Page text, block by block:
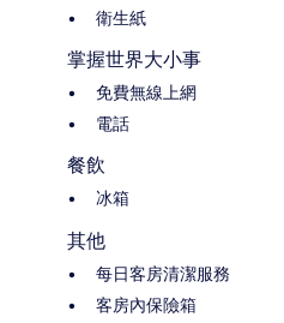
衛生紙
掌握世界大小事
免費無線上網
電話
餐飲
冰箱
其他
每日客房清潔服務
客房內保險箱